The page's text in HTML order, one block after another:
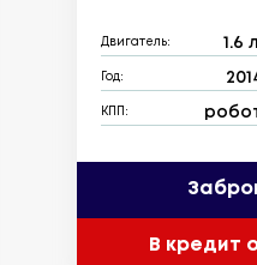
Двигатель: 1.6
Год:
КПП:
В кредит